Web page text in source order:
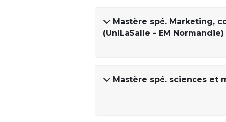
Mastère spé. Marketing,
(UniLaSalle - EM Normandie)
Mastère spé. sciences et